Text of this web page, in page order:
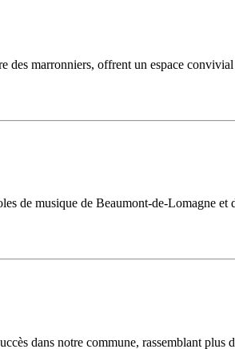
des marronniers, offrent un espace
de musique de Beaumont-de-Lomagne
dans notre commune, rassemblant